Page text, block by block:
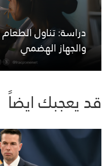
دراسة: تناول
والجهاز الهضمي
قد يعجبك ايضاً